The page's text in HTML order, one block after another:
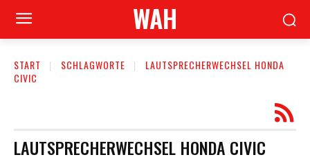
WAH
START SCHLAGWORTE
LAUTSPRECHERWECHSEL HONDA
CIVIC
LAUTSPRECHERWECHSEL HONDA CIVIC